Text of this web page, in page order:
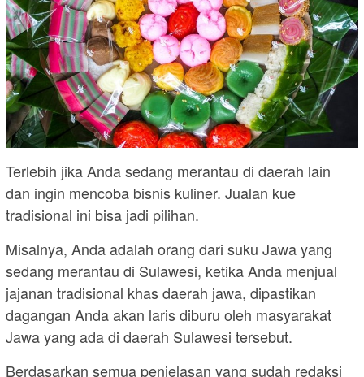
Terlebih jika Anda sedang merantau di daerah lain
dan ingin mencoba bisnis kuliner. Jualan kue
tradisional ini bisa jadi pilihan.
Misalnya, Anda adalah orang dari suku Jawa yang
sedang merantau di Sulawesi, ketika Anda menjual
jajanan tradisional khas daerah jawa, dipastikan
dagangan Anda akan laris diburu oleh masyarakat
Jawa yang ada di daerah Sulawesi tersebut.
Berdasarkan semua penjelasan yang sudah redaksi